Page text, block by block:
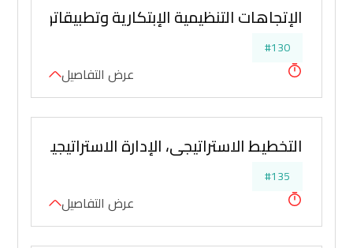
الإتجاهات التنظيمية الإبتكارية وتطبيقاتها
#130
عرض التفاصيل
التخطيط الاستراتيجي، الإدارة الاستراتيجية،
#135
عرض التفاصيل